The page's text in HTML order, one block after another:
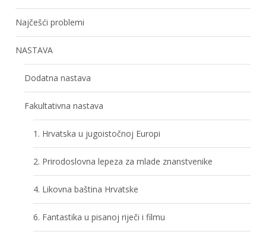
Najčešći problemi
NASTAVA
Dodatna nastava
Fakultativna nastava
1. Hrvatska u jugoistočnoj Europi
2. Prirodoslovna lepeza za mlade znanstvenike
4. Likovna baština Hrvatske
6. Fantastika u pisanoj riječi i filmu